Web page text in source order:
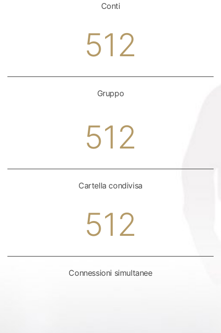
Conti
512
Gruppo
512
Cartella condivisa
512
Connessioni simultanee